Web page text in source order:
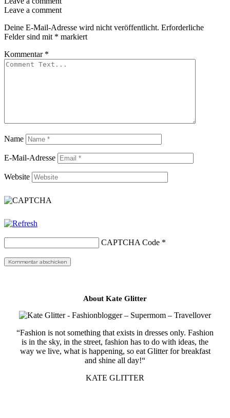
Leave a comment
Deine E-Mail-Adresse wird nicht veröffentlicht. Erforderliche
Felder sind mit * markiert
Kommentar *
Name
E-Mail-Adresse
Website
CAPTCHA Code *
About Kate Glitter
“Fashion is not something that exists in dresses only. Fashion
is in the sky, in the street, fashion has to do with ideas, the
way we live, what is happening, so eat Glitter for breakfast
and shine all day!“
KATE GLITTER